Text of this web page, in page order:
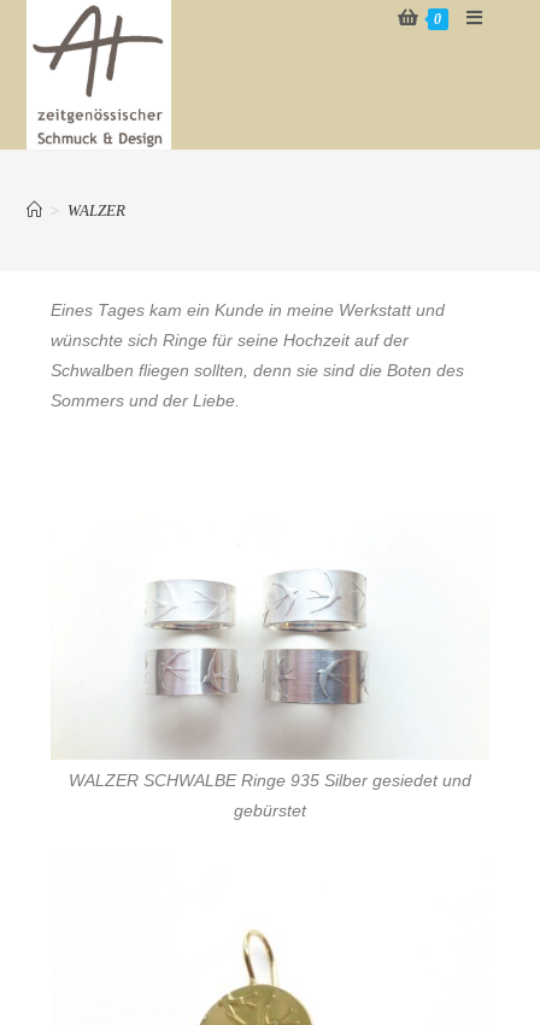
0
> WALZER
Eines Tages kam ein Kunde in meine Werkstatt und
wünschte sich Ringe für seine Hochzeit auf der
Schwalben fliegen sollten, denn sie sind die Boten des
Sommers und der Liebe.
WALZER SCHWALBE Ringe 935 Silber gesiedet und
gebürstet